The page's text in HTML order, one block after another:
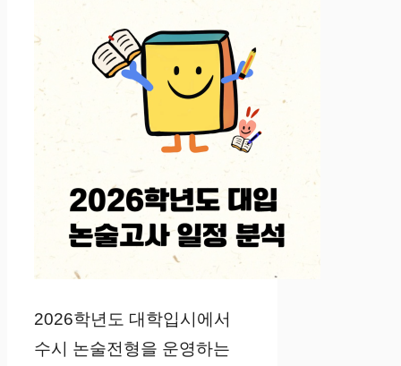
2026학년도 대학입시에서
수시 논술전형을 운영하는